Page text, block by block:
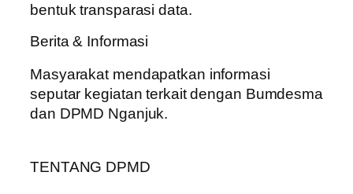
bentuk transparasi data.
Berita & Informasi
Masyarakat mendapatkan informasi
seputar kegiatan terkait dengan Bumdesma
dan DPMD Nganjuk.
TENTANG DPMD